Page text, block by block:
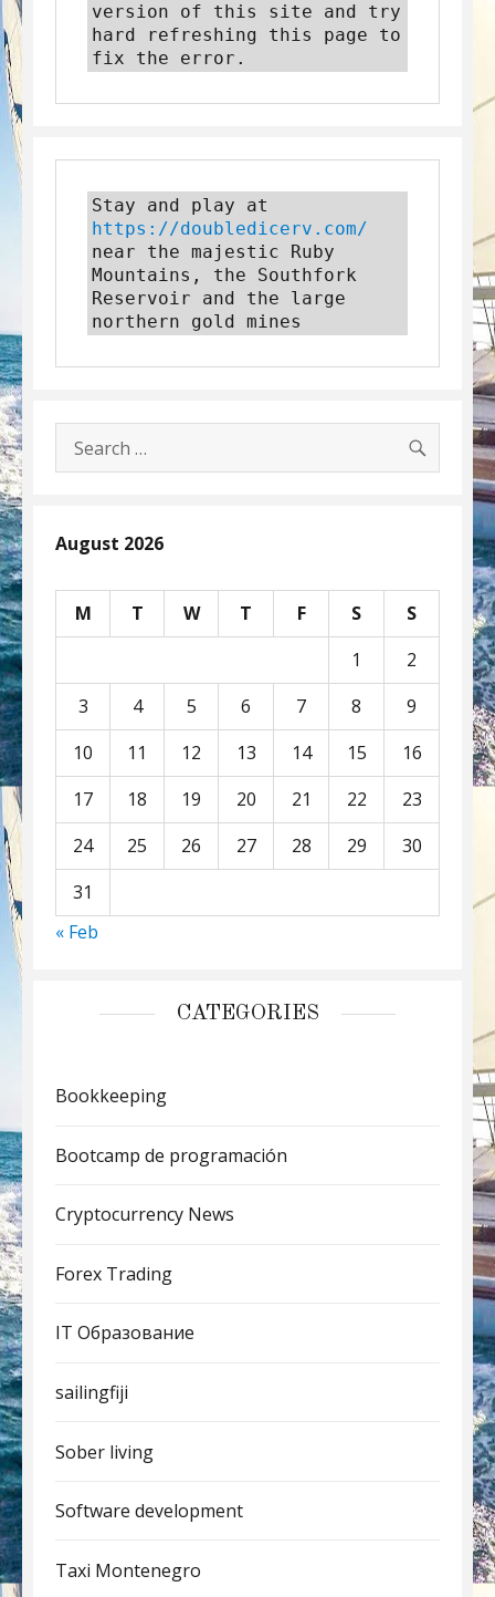
version of this site and try
hard refreshing this page to
fix the error.
https://doubledicerv.com/
near the majestic Ruby
Mountains, the Southfork
Reservoir and the large
northern gold mines
Search
for:
August 2026
M T W T F S
S
1
2
3
4 5 6 7 8
9
10
11 12 13 14 15
16
17
18 19 20 21 22
23
24
25 26 27 28 29
30
31
« Feb
CATEGORIES
Bookkeeping
Bootcamp de programación
Cryptocurrency News
Forex Trading
IT Образование
sailingfiji
Sober living
Software development
Taxi Montenegro